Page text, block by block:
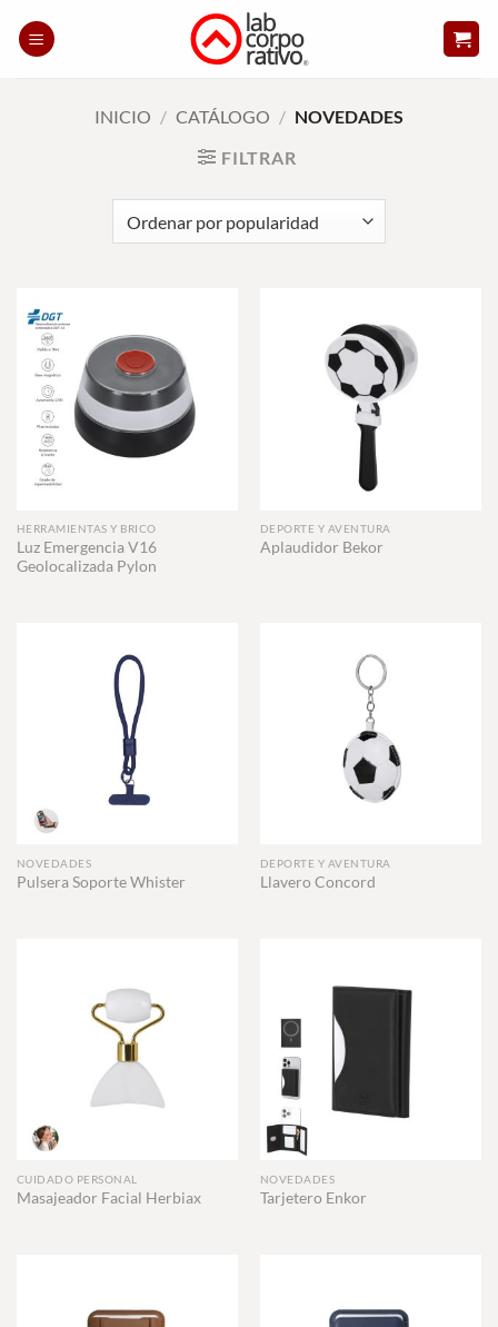
INICIO / CATÁLOGO / NOVEDADES
FILTRAR
HERRAMIENTAS Y BRICO
Luz Emergencia V16
Geolocalizada Pylon
DEPORTE Y AVENTURA
Aplaudidor Bekor
NOVEDADES
Pulsera Soporte Whister
DEPORTE Y AVENTURA
Llavero Concord
CUIDADO PERSONAL
Masajeador Facial Herbiax
NOVEDADES
Tarjetero Enkor